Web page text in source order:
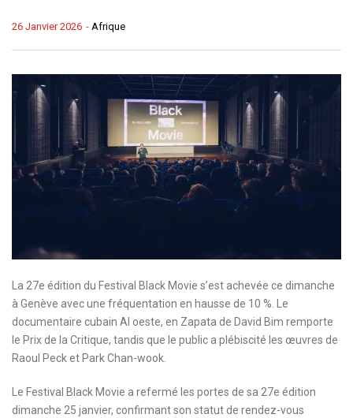
- Afrique
26 Janvier 2026
La 27e édition du Festival Black Movie s’est achevée ce dimanche
à Genève avec une fréquentation en hausse de 10 %. Le
documentaire cubain Al oeste, en Zapata de David Bim remporte
le Prix de la Critique, tandis que le public a plébiscité les œuvres de
Raoul Peck et Park Chan-wook.
Le Festival Black Movie a refermé les portes de sa 27e édition
dimanche 25 janvier, confirmant son statut de rendez-vous